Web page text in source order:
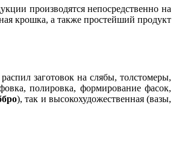
производятся непосредственно на
крошка, а также простейший продукт
заготовок на слябы, толстомеры,
полировка, формирование фасок,
), так и высокохудожественная (вазы,